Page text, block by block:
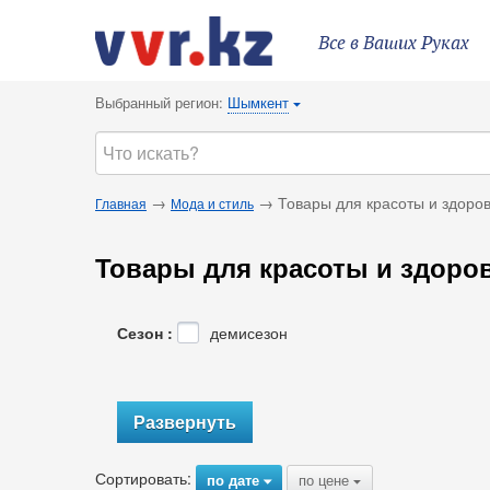
Все в Ваших Руках
Выбранный регион: Шымкент {
Главная → Мода и стиль → Товары для красоты и
Товары для красоты и
Сезон : демисезон
Развернуть
Сортировать: по дате{ по цене {